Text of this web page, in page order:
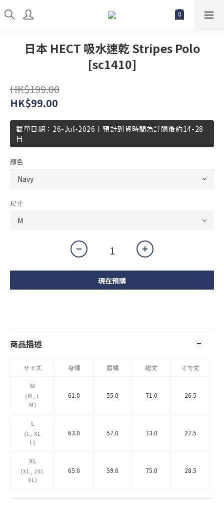
日本 HECT 吸水速乾 Stripes Polo
[sc1410]
HK$199.00
HK$99.00
截單日期：26-Jul-2026丨預計到貨時間為訂購後約14-28
日
顏色
尺寸
現在預購
商品描述
サイズ 身幅 肩幅 総丈 そで丈
M
(M, L
M)
61.0 55.0 71.0 26.5
L
(L, XL
L)
63.0 57.0 73.0 27.5
XL
(XL, 2XL
XL)
65.0 59.0 75.0 28.5